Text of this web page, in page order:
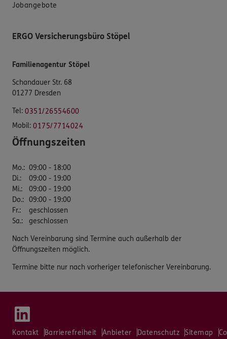
Jobangebote
ERGO Versicherungsbüro Stöpel
Familienagentur Stöpel
Schandauer Str. 68
01277 Dresden
Tel: 0351/26554600
Mobil: 0175/7714024
Öffnungszeiten
Mo.: 09:00 - 18:00
Di.:
09:00 - 19:00
Mi.:
09:00 - 19:00
Do.: 09:00 - 19:00
Fr.:
geschlossen
Sa.: geschlossen
Nach Vereinbarung sind Termine auch außerhalb der
Öffnungszeiten möglich.
Termine bitte nur nach vorheriger telefonischer Vereinbarung.
Kontakt Barrierefreiheit Anbieter Datenschutz Sitemap